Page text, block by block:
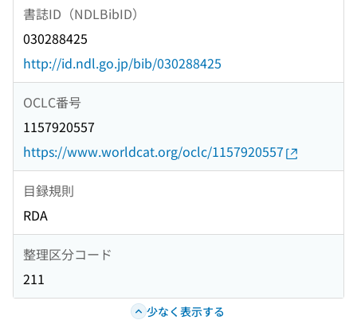
書誌ID（NDLBibID）
030288425
http://id.ndl.go.jp/bib/030288425
OCLC番号
1157920557
https://www.worldcat.org/oclc/1157920557
目録規則
RDA
整理区分コード
211
少なく表示する